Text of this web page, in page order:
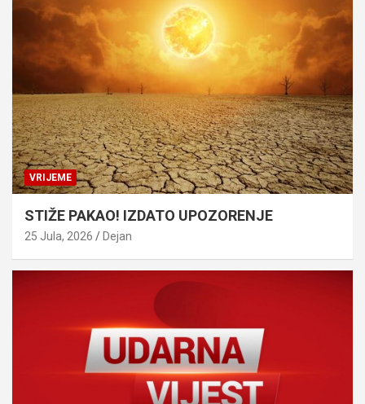
VRIJEME
STIŽE PAKAO! IZDATO UPOZORENJE
25 Jula, 2026 Dejan